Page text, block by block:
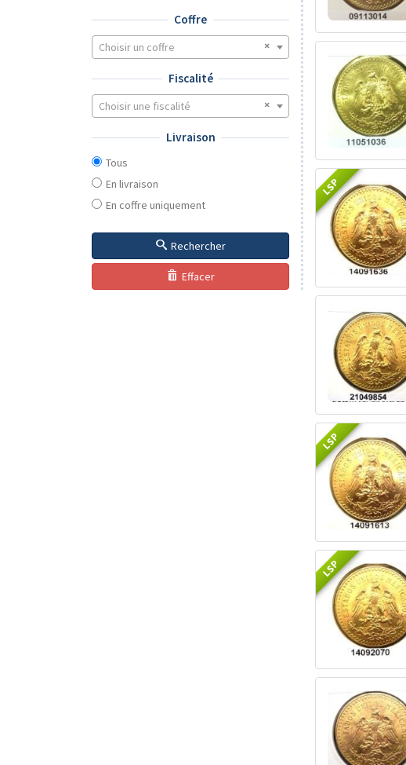
Coffre
Choisir un coffre
Fiscalité
Choisir une fiscalité
Livraison
Tous
En livraison
En coffre uniquement
Rechercher
Effacer
LSP
LSP
LSP